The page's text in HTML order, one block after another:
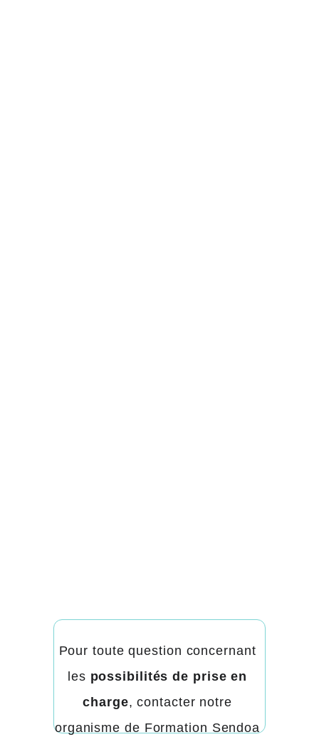
Pour toute question concernant
les possibilités de prise en
charge, contacter notre
organisme de Formation Sendoa